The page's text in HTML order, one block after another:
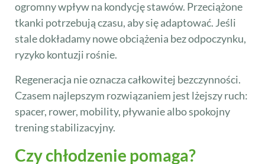
ogromny wpływ na kondycję stawów. Przeciążone
tkanki potrzebują czasu, aby się adaptować. Jeśli
stale dokładamy nowe obciążenia bez odpoczynku,
ryzyko kontuzji rośnie.
Regeneracja nie oznacza całkowitej bezczynności.
Czasem najlepszym rozwiązaniem jest lżejszy ruch:
spacer, rower, mobility, pływanie albo spokojny
trening stabilizacyjny.
Czy chłodzenie pomaga?